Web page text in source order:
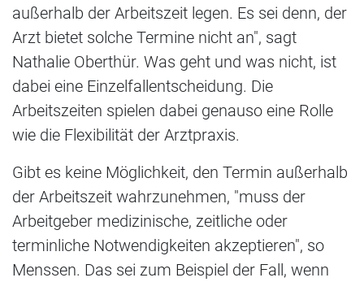
außerhalb der Arbeitszeit legen. Es sei denn, der
Arzt bietet solche Termine nicht an", sagt
Nathalie Oberthür. Was geht und was nicht, ist
dabei eine Einzelfallentscheidung. Die
Arbeitszeiten spielen dabei genauso eine Rolle
wie die Flexibilität der Arztpraxis.
Gibt es keine Möglichkeit, den Termin außerhalb
der Arbeitszeit wahrzunehmen, "muss der
Arbeitgeber medizinische, zeitliche oder
terminliche Notwendigkeiten akzeptieren", so
Menssen. Das sei zum Beispiel der Fall, wenn